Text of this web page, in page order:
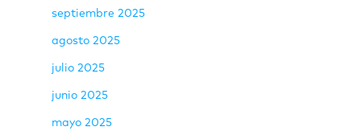
septiembre 2025
agosto 2025
julio 2025
junio 2025
mayo 2025